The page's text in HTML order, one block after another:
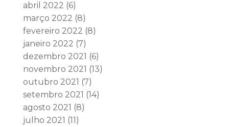
abril 2022 (6)
março 2022 (8)
fevereiro 2022 (8)
janeiro 2022 (7)
dezembro 2021 (6)
novembro 2021 (13)
outubro 2021 (7)
setembro 2021 (14)
agosto 2021 (8)
julho 2021 (11)